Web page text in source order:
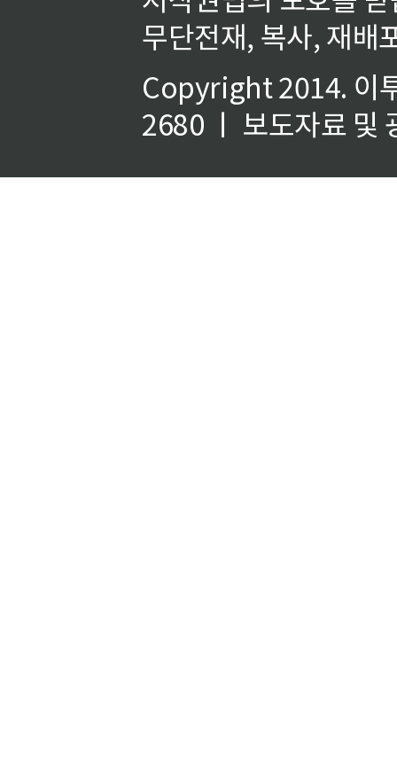
무단전재, 복사, 재배
Copyright 2014. 이
2680 ㅣ 보도자료